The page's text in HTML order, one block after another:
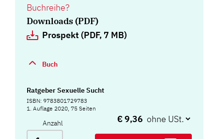
Buchreihe?
Downloads (PDF)
Prospekt (PDF, 7 MB)
Buch
Ratgeber Sexuelle Sucht
ISBN: 9783801729783
1. Auflage 2020, 75 Seiten
Anzahl € 9,36